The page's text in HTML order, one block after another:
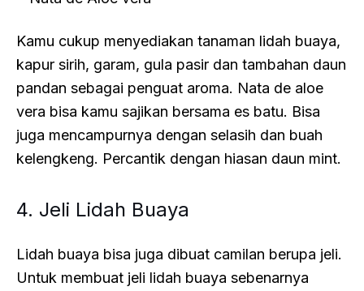
Kamu cukup menyediakan tanaman lidah buaya,
kapur sirih, garam, gula pasir dan tambahan daun
pandan sebagai penguat aroma. Nata de aloe
vera bisa kamu sajikan bersama es batu. Bisa
juga mencampurnya dengan selasih dan buah
kelengkeng. Percantik dengan hiasan daun mint.
4. Jeli Lidah Buaya
Lidah buaya bisa juga dibuat camilan berupa jeli.
Untuk membuat jeli lidah buaya sebenarnya